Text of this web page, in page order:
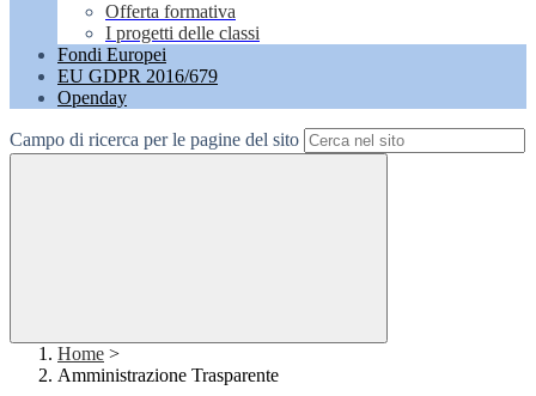
Offerta formativa
I progetti delle classi
Fondi Europei
EU GDPR 2016/679
Openday
Campo di ricerca per le pagine del sito
Home >
Amministrazione Trasparente